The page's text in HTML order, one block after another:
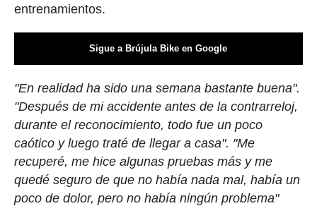
entrenamientos.
Sigue a Brújula Bike en Google
"En realidad ha sido una semana bastante buena".
"Después de mi accidente antes de la contrarreloj,
durante el reconocimiento, todo fue un poco
caótico y luego traté de llegar a casa". "Me
recuperé, me hice algunas pruebas más y me
quedé seguro de que no había nada mal, había un
poco de dolor, pero no había ningún problema"